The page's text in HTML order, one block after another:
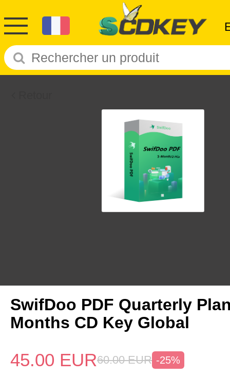
SwifDoo PDF Quarterly
Months CD Key Global
45.00 EUR60.00 EUR -25%